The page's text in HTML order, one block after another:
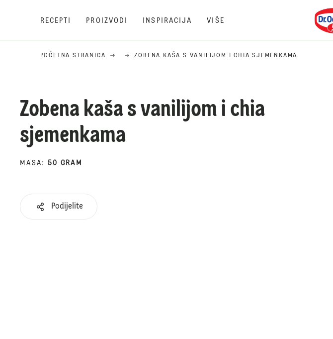
RECEPTI PROIZVODI INSPIRACIJA VIŠE
POČETNA STRANICA ZOBENA KAŠA S VANILIJOM I CHIA SJEMENKAMA
Zobena kaša s vanilijom i chia
sjemenkama
MASA : 50 GRAM
Podijelite